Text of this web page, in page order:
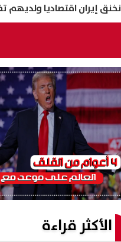
اقتصاديا ولديهم تضخم
الأكثر قراءة